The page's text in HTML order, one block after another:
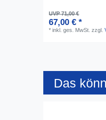
UVP 71,00 €
67,00 € *
*inkl. ges. MwSt. zzgl.
Das